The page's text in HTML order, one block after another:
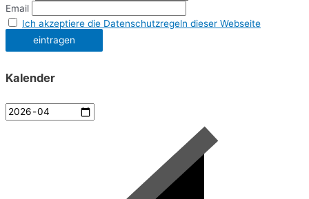
Email
Ich akzeptiere die Datenschutzregeln dieser Webseite
Kalender